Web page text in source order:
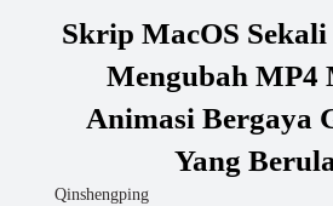
Skrip MacOS
Mengubah MP4
Animasi Bergaya
Yang
Qinshengping